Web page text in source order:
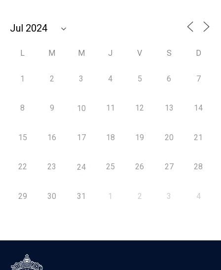
L M M J V S D
1 2 3 4 5 6 7
8 9 10 11 12 13 14
15 16 17 18 19 20 21
22 23 24 25 26 27 28
29 30 31 1 2 3 4